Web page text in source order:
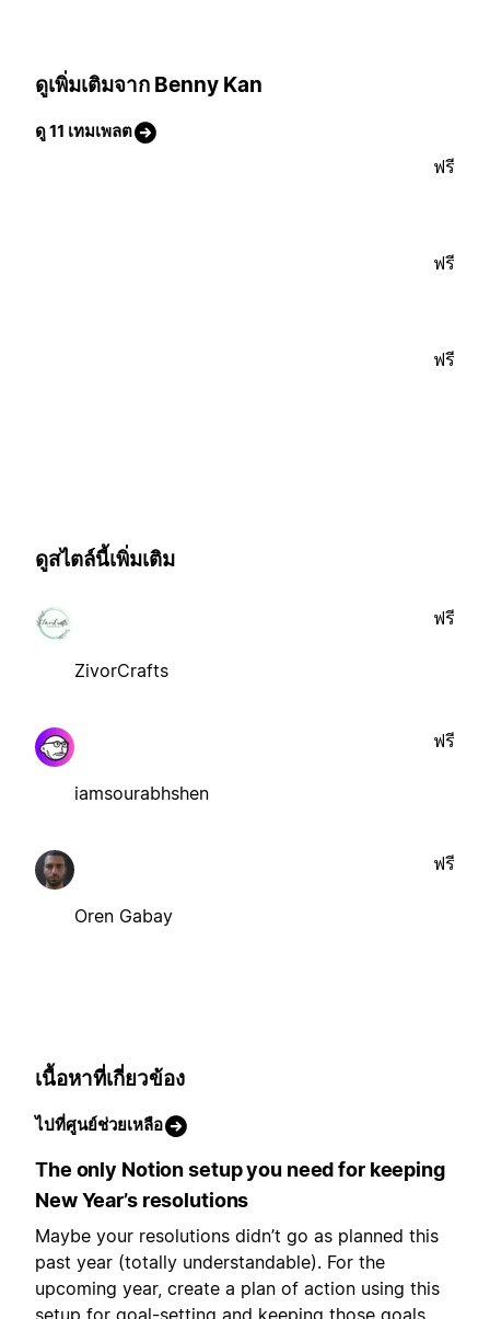
ดูเพิ่มเติมจาก Benny Kan
ดู 11 เทมเพลต
ฟรี
ฟรี
ฟรี
ดูสไตล์นี้เพิ่มเติม
ZivorCrafts
ฟรี
iamsourabhshen
ฟรี
Oren Gabay
ฟรี
เนื้อหาที่เกี่ยวข้อง
ไปที่ศูนย์ช่วยเหลือ
The only Notion setup you need for keeping
New Year’s resolutions
Maybe your resolutions didn’t go as planned this
past year (totally understandable). For the
upcoming year, create a plan of action using this